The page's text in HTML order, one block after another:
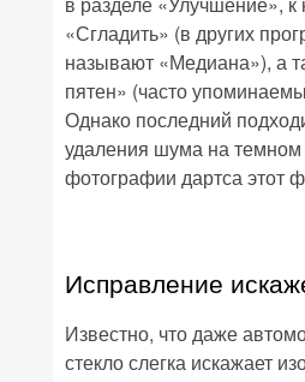
«Сгладить» (в других
называют «Медиана»), а
пятен» (часто
Однако последний
удаления шума на
фотографии дартса этот
Исправление
Известно, что даже
стекло слегка искажает